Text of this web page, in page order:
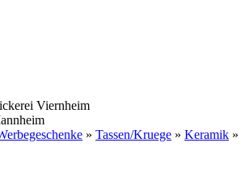
» Tassen/Kruege » Keramik »